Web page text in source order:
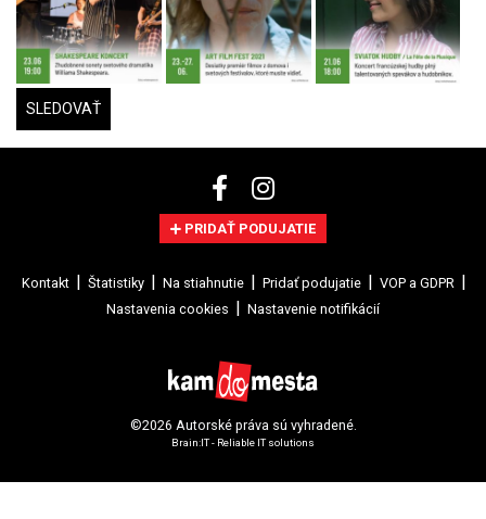
SLEDOVAŤ
PRIDAŤ PODUJATIE
Kontakt Štatistiky Na stiahnutie Pridať podujatie
VOP a GDPR
Nastavenia cookies
Nastavenie notifikácií
©2026 Autorské práva sú vyhradené.
Brain:IT - Reliable IT solutions